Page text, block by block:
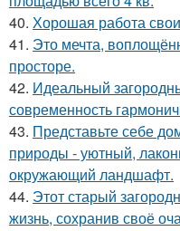
40. Хорошая работа
41. Это мечта,
просторе.
42. Идеальный
современность
43. Представьте себе
природы - уютный,
окружающий ландшафт.
44. Этот старый
жизнь, сохранив своё